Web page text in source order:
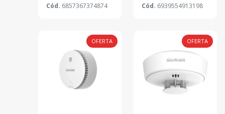
Cód. 6857367374874 Cód. 6939554913198
OFERTA OFERTA